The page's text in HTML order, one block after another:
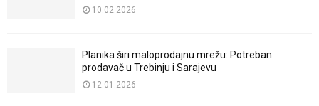
10.02.2026
Planika širi maloprodajnu mrežu: Potreban
prodavač u Trebinju i Sarajevu
12.01.2026